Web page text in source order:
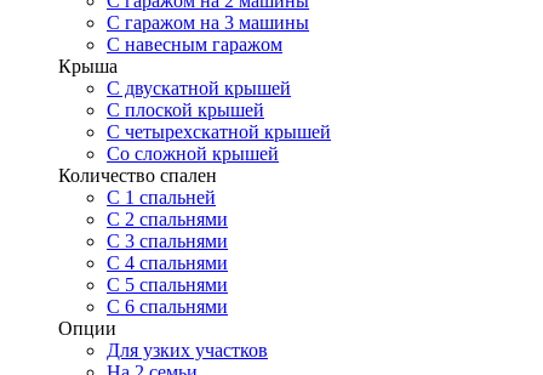
С гаражом на 3 машины
С навесным гаражом
Крыша
С двускатной крышей
С плоской крышей
С четырехскатной крышей
Со сложной крышей
Количество спален
С 1 спальней
С 2 спальнями
С 3 спальнями
С 4 спальнями
С 5 спальнями
С 6 спальнями
Опции
Для узких участков